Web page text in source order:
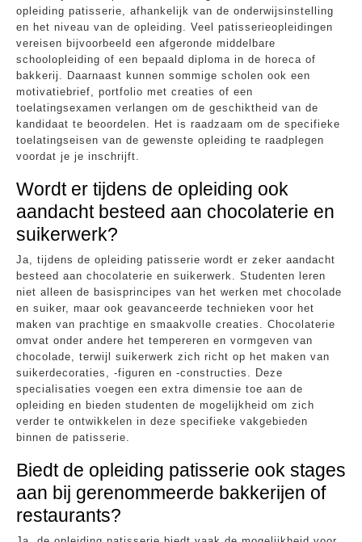
opleiding patisserie, afhankelijk van de onderwijsinstelling
en het niveau van de opleiding. Veel patisserieopleidingen
vereisen bijvoorbeeld een afgeronde middelbare
schoolopleiding of een bepaald diploma in de horeca of
bakkerij. Daarnaast kunnen sommige scholen ook een
motivatiebrief, portfolio met creaties of een
toelatingsexamen verlangen om de geschiktheid van de
kandidaat te beoordelen. Het is raadzaam om de specifieke
toelatingseisen van de gewenste opleiding te raadplegen
voordat je je inschrijft.
Wordt er tijdens de opleiding ook
aandacht besteed aan chocolaterie en
suikerwerk?
Ja, tijdens de opleiding patisserie wordt er zeker aandacht
besteed aan chocolaterie en suikerwerk. Studenten leren
niet alleen de basisprincipes van het werken met chocolade
en suiker, maar ook geavanceerde technieken voor het
maken van prachtige en smaakvolle creaties. Chocolaterie
omvat onder andere het tempereren en vormgeven van
chocolade, terwijl suikerwerk zich richt op het maken van
suikerdecoraties, -figuren en -constructies. Deze
specialisaties voegen een extra dimensie toe aan de
opleiding en bieden studenten de mogelijkheid om zich
verder te ontwikkelen in deze specifieke vakgebieden
binnen de patisserie.
Biedt de opleiding patisserie ook stages
aan bij gerenommeerde bakkerijen of
restaurants?